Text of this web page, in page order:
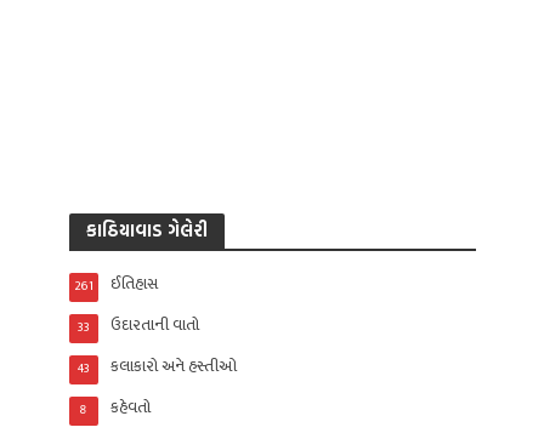
કાઠિયાવાડ ગેલેરી
ઈતિહાસ
261
ઉદારતાની વાતો
33
કલાકારો અને હસ્તીઓ
43
કહેવતો
8